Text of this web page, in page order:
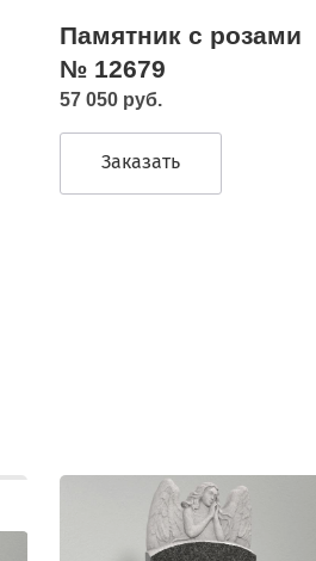
Памятник с розами
№ 12679
57 050 руб.
Заказать